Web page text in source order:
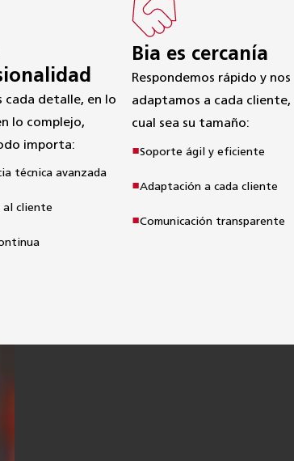
cada detalle, en lo
lo complejo,
importa:
técnica avanzada
al cliente
Bia es cercanía
Respondemos rápido y nos
adaptamos a cada cliente,
cual sea su tamaño:
Soporte ágil y eficiente
Adaptación a cada cliente
Comunicación transparente